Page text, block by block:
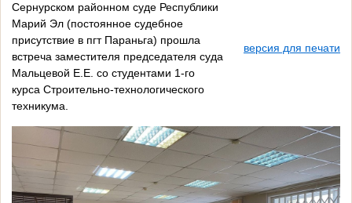
Сернурском районном суде Республики
Марий Эл (постоянное судебное
присутствие в пгт Параньга) прошла
встреча заместителя председателя суда
Мальцевой Е.Е. со студентами 1-го
курса Строительно-технологического
техникума.
версия для печати